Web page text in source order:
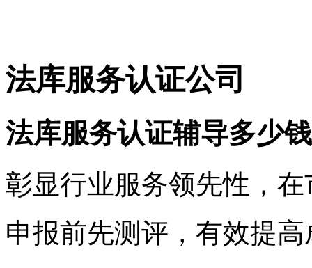
法库服务认证公司
法库服务认证辅导多少钱
彰显行业服务领先性，
申报前先测评，有效提